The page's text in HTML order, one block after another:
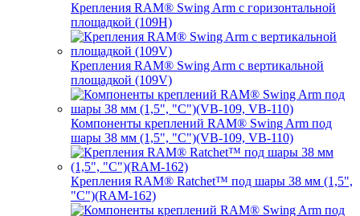
Крепления RAM® Swing Arm с горизонтальной
площадкой (109H)
Крепления RAM® Swing Arm с вертикальной
площадкой (109V)
Компоненты креплений RAM® Swing Arm под
шары 38 мм (1,5", "C")(VB-109, VB-110)
Крепления RAM® Ratchet™ под шары 38 мм (1,5",
"C")(RAM-162)